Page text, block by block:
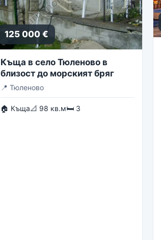
125 000 €
Къща в село Тюленово в
близост до морският бряг
📍 Тюленово
🏠 Къща📐 98 кв.м🛏 3